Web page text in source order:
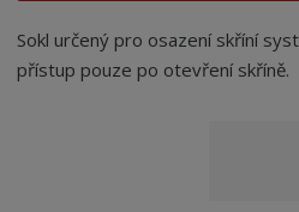
Sokl určený pro osazení skříní
přístup pouze po otevření skříně.